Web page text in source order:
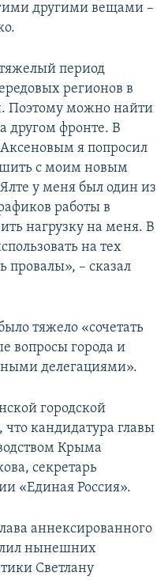
другими вещами –
период
регионов в
Поэтому можно найти
другом фронте. В
я попросил
с моим новым
у меня был один из
работы в
нагрузку на меня. В
на тех
провалы», – сказал
тяжело «сочетать
вопросы города и
делегациями».
городской
кандидатура главы
Крыма
секретарь
«Единая Россия».
аннексированного
нынешних
Светлану